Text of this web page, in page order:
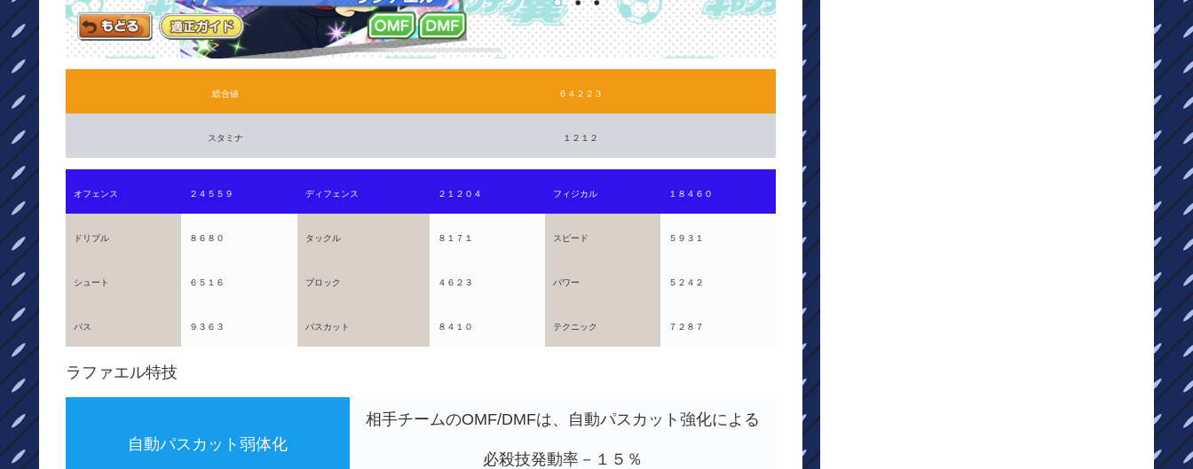
総合値 ６４２２３
スタミナ １２１２
オフェンス ２４５５９ ディフェンス ２１２０４ フィジカル １８４６０
ドリブル ８６８０ タックル ８１７１ スピード ５９３１
シュート ６５１６ ブロック ４６２３ パワー ５２４２
パス ９３６３ パスカット ８４１０ テクニック ７２８７
ラファエル特技
自動パスカット弱体化
相手チームのOMF/DMFは、自動パスカット強化による
必殺技発動率－１５％